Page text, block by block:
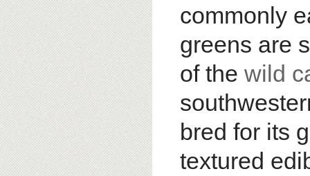
commonly
greens are
of the wild
bred for its
textured